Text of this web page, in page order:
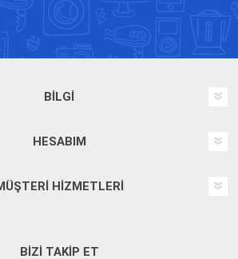
BILGI
HESABIM
HIZMETLERI
BIZI TAKIP ET